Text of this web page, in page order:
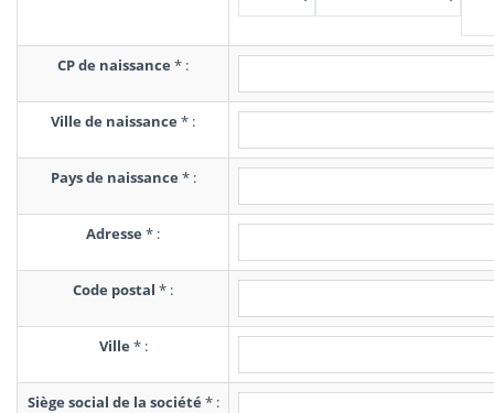
CP de naissance * :
Ville de naissance * :
Pays de naissance *:
Adresse * :
Code postal * :
Ville *:
Siège social de la société *: